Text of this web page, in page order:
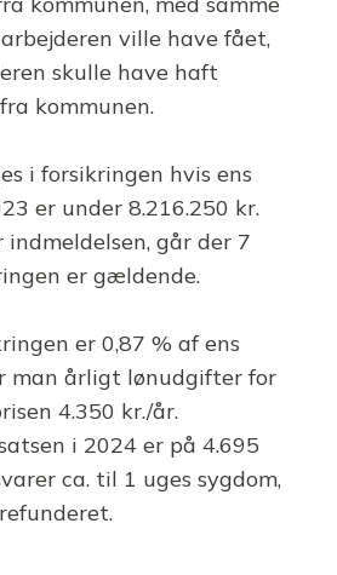
ville have fået,
skulle have haft
kommunen.
i forsikringen hvis ens
er under 8.216.250 kr.
indmeldelsen, går der 7
er gældende.
er 0,87 % af ens
man årligt lønudgifter for
4.350 kr./år.
i 2024 er på 4.695
ca. til 1 uges sygdom,